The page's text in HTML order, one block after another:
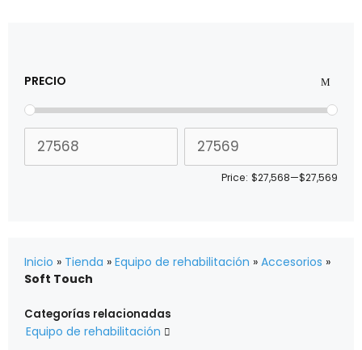
PRECIO
Price: $27,568—$27,569
Inicio » Tienda » Equipo de rehabilitación » Accesorios »
Soft Touch
Categorías relacionadas
Equipo de rehabilitación 